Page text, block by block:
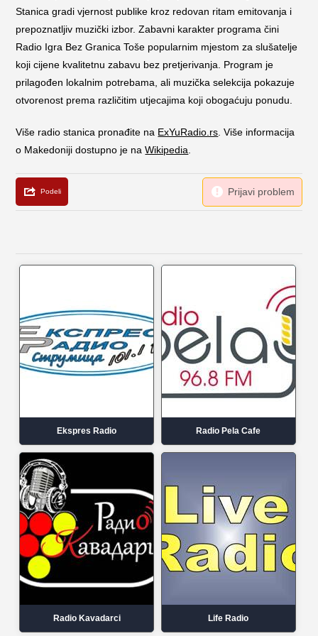
Stanica gradi vjernost publike kroz redovan ritam emitovanja i
prepoznatljiv muzički izbor. Zabavni karakter programa čini
Radio Igra Bez Granica Toše popularnim mjestom za slušatelje
koji cijene kvalitetnu zabavu bez pretjerivanja. Program je
prilagođen lokalnim potrebama, ali muzička selekcija pokazuje
otvorenost prema različitim utjecajima koji obogaćuju ponudu.
Više radio stanica pronađite na ExYuRadio.rs . Više informacija
o Makedoniji dostupno je naWikipedia
Ekspres Radio Radio Pela Cafe
Radio Kavadarci Life Radio